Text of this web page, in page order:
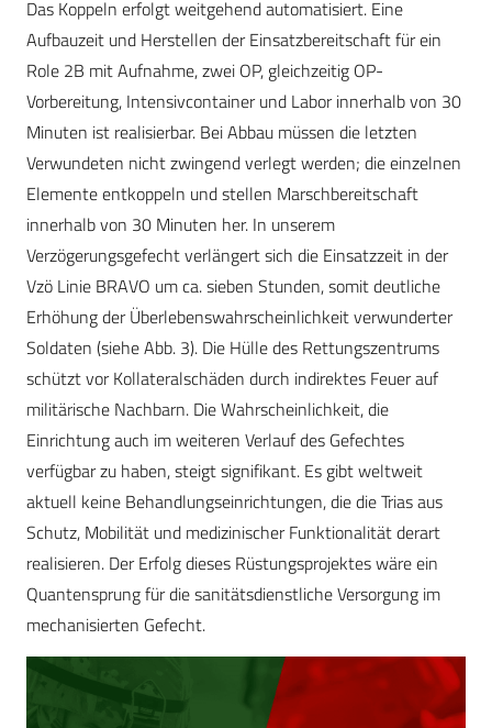
Das Koppeln erfolgt weitgehend automatisiert. Eine
Aufbauzeit und Herstellen der Einsatzbereitschaft für ein
Role 2B mit Aufnahme, zwei OP, gleichzeitig OP-
Vorbereitung, Intensivcontainer und Labor innerhalb von 30
Minuten ist realisierbar. Bei Abbau müssen die letzten
Verwundeten nicht zwingend verlegt werden; die einzelnen
Elemente entkoppeln und stellen Marschbereitschaft
innerhalb von 30 Minuten her. In unserem
Verzögerungsgefecht verlängert sich die Einsatzzeit in der
Vzö Linie BRAVO um ca. sieben Stunden, somit deutliche
Erhöhung der Überlebenswahrscheinlichkeit verwunderter
Soldaten (siehe Abb. 3). Die Hülle des Rettungszentrums
schützt vor Kollateralschäden durch indirektes Feuer auf
militärische Nachbarn. Die Wahrscheinlichkeit, die
Einrichtung auch im weiteren Verlauf des Gefechtes
verfügbar zu haben, steigt signifikant. Es gibt weltweit
aktuell keine Behandlungseinrichtungen, die die Trias aus
Schutz, Mobilität und medizinischer Funktionalität derart
realisieren. Der Erfolg dieses Rüstungsprojektes wäre ein
Quantensprung für die sanitätsdienstliche Versorgung im
mechanisierten Gefecht.